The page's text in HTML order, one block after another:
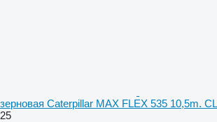
зерновая Caterpillar MAX FLEX 535 10,5m.
25